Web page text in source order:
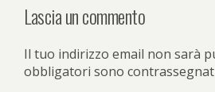
Lascia un commento
Il tuo indirizzo email non sarà
obbligatori sono